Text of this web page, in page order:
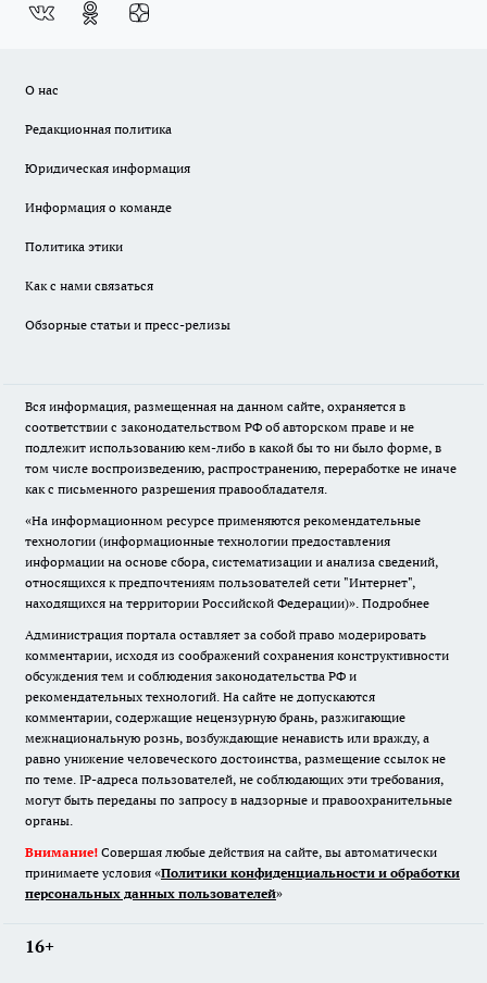
О нас
Редакционная политика
Юридическая информация
Информация о команде
Политика этики
Как с нами связаться
Обзорные статьи и пресс-релизы
Вся информация, размещенная на данном сайте, охраняется в
соответствии с законодательством РФ об авторском праве и не
подлежит использованию кем-либо в какой бы то ни было форме, в
том числе воспроизведению, распространению, переработке не иначе
как с письменного разрешения правообладателя.
«На информационном ресурсе применяются рекомендательные
технологии (информационные технологии предоставления
информации на основе сбора, систематизации и анализа сведений,
относящихся к предпочтениям пользователей сети "Интернет",
находящихся на территории Российской Федерации)». Подробнее
Администрация портала оставляет за собой право модерировать
комментарии, исходя из соображений сохранения конструктивности
обсуждения тем и соблюдения законодательства РФ и
рекомендательных технологий. На сайте не допускаются
комментарии, содержащие нецензурную брань, разжигающие
межнациональную рознь, возбуждающие ненависть или вражду, а
равно унижение человеческого достоинства, размещение ссылок не
по теме. IP-адреса пользователей, не соблюдающих эти требования,
могут быть переданы по запросу в надзорные и правоохранительные
органы.
Внимание! Совершая любые действия на сайте, вы автоматически
принимаете условия «Политики конфиденциальности и обработки
персональных данных пользователей»
16+